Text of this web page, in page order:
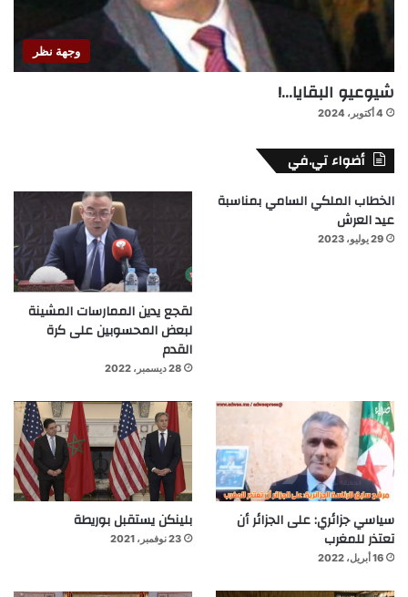
وجهة نظر
شيوعيو البقايا…!
4 أكتوبر، 2024
أضواء تي.في
الخطاب الملكي السامي بمناسبة
عيد العرش
29 يوليو، 2023
لقجع يدين الممارسات المشينة
لبعض المحسوبين على كرة
القدم
28 ديسمبر، 2022
سياسي جزائري: على الجزائر أن
تعتذر للمغرب
16 أبريل، 2022
بلينكن يستقبل بوريطة
23 نوفمبر، 2021